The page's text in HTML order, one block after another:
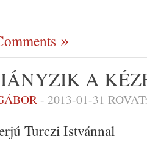
A
- 2013-01-31
Turczi Istvánnal